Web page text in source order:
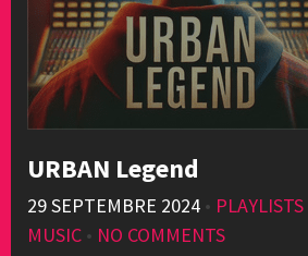
URBAN Legend
29 SEPTEMBRE 2024 •
MUSIC • NO COMMENTS